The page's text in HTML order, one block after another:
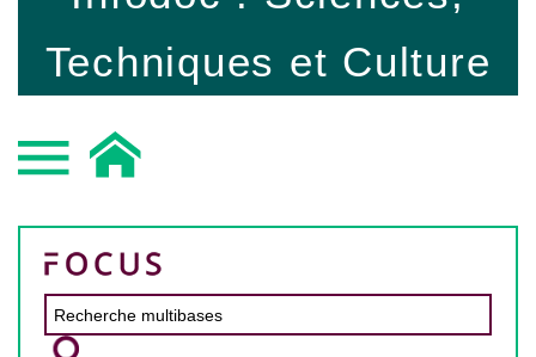
Techniques et Culture